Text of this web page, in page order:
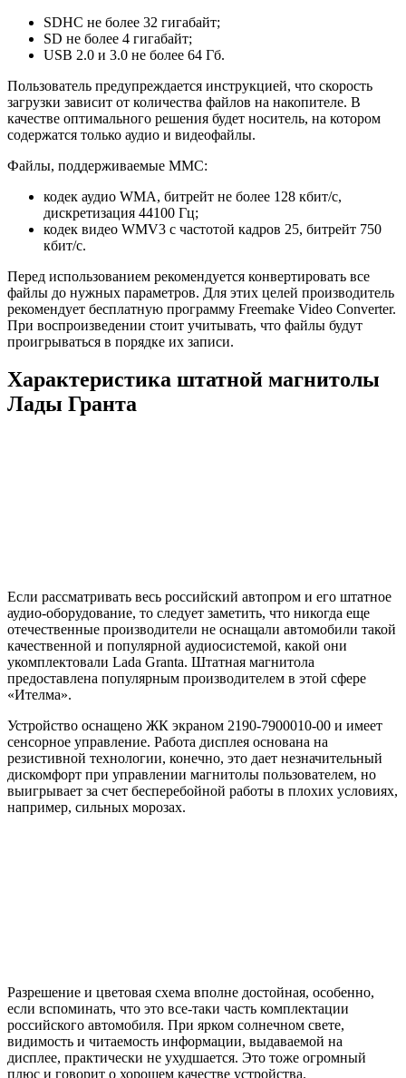
SDHC не более 32 гигабайт;
SD не более 4 гигабайт;
USB 2.0 и 3.0 не более 64 Гб.
Пользователь предупреждается инструкцией, что скорость
загрузки зависит от количества файлов на накопителе. В
качестве оптимального решения будет носитель, на котором
содержатся только аудио и видеофайлы.
Файлы, поддерживаемые ММС:
кодек аудио WMA, битрейт не более 128 кбит/с,
дискретизация 44100 Гц;
кодек видео WMV3 с частотой кадров 25, битрейт 750
кбит/с.
Перед использованием рекомендуется конвертировать все
файлы до нужных параметров. Для этих целей производитель
рекомендует бесплатную программу Freemake Video Converter.
При воспроизведении стоит учитывать, что файлы будут
проигрываться в порядке их записи.
Характеристика штатной магнитолы
Лады Гранта
Если рассматривать весь российский автопром и его штатное
аудио-оборудование, то следует заметить, что никогда еще
отечественные производители не оснащали автомобили такой
качественной и популярной аудиосистемой, какой они
укомплектовали Lada Granta. Штатная магнитола
предоставлена популярным производителем в этой сфере
«Ителма».
Устройство оснащено ЖК экраном 2190-7900010-00 и имеет
сенсорное управление. Работа дисплея основана на
резистивной технологии, конечно, это дает незначительный
дискомфорт при управлении магнитолы пользователем, но
выигрывает за счет бесперебойной работы в плохих условиях,
например, сильных морозах.
Разрешение и цветовая схема вполне достойная, особенно,
если вспоминать, что это все-таки часть комплектации
российского автомобиля. При ярком солнечном свете,
видимость и читаемость информации, выдаваемой на
дисплее, практически не ухудшается. Это тоже огромный
плюс и говорит о хорошем качестве устройства.